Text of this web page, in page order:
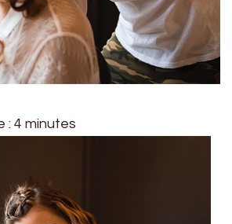
: 4 minutes